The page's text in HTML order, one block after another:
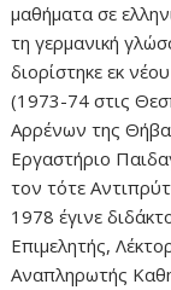
μαθήματα σε
τη γερμανική
διορίστηκε εκ
(1973-74 στις
Αρρένων της
Εργαστήριο
τον τότε
1978 έγινε
Επιμελητής,
Αναπληρωτής